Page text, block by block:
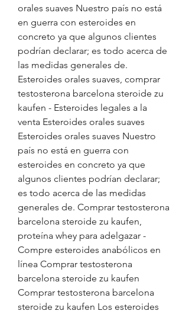
orales suaves Nuestro país no está
en guerra con esteroides en
concreto ya que algunos clientes
podrían declarar; es todo acerca de
las medidas generales de.
Esteroides orales suaves, comprar
testosterona barcelona steroide zu
kaufen - Esteroides legales a la
venta Esteroides orales suaves
Esteroides orales suaves Nuestro
país no está en guerra con
esteroides en concreto ya que
algunos clientes podrían declarar;
es todo acerca de las medidas
generales de. Comprar testosterona
barcelona steroide zu kaufen,
proteína whey para adelgazar -
Compre esteroides anabólicos en
línea Comprar testosterona
barcelona steroide zu kaufen
Comprar testosterona barcelona
steroide zu kaufen Los esteroides